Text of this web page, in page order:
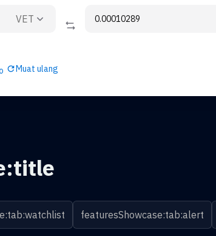
VET
Muat ulang
featuresShowcase:tab:alert